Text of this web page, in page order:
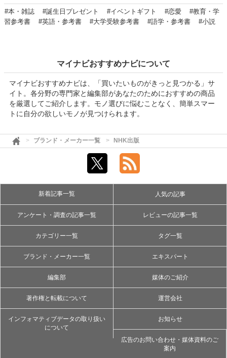
#本・雑誌 #誕生日プレゼント #イベントギフト #恋愛
#教育・学
習参考書
#英語・参考書 #大学受験参考書 #語学・参考書 #小説
マイナビおすすめナビについて
マイナビおすすめナビは、「買いたいものがきっと見つかる」サ
イト。各分野の専門家と編集部があなたのためにおすすめの商品
を厳選してご紹介します。モノ選びに悩むことなく、簡単スマー
トに自分の欲しいモノが見つけられます。
ブランド・メーカー一覧 NHK出版
新着記事一覧 人気の記事
アンケート・調査の記事一覧 レビューの記事一覧
カテゴリー一覧 タグ一覧
ブランド・メーカー一覧 エキスパート
編集部 媒体のご紹介
著作権と転載について 運営会社
インフォマティブデータの取り扱い
について
お知らせ
広告のお問い合わせ・媒体資料のご
案内